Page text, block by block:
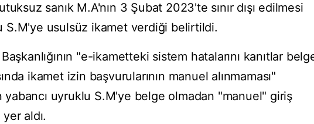
sanık M.A'nın 3 Şubat 2023'te sınır dışı edilmesi
S.M'ye usulsüz ikamet verdiği belirtildi.
"e-ikametteki sistem hatalarını kanıtlar
ikamet izin başvurularının manuel alınmaması"
uyruklu S.M'ye belge olmadan "manuel" giriş
aldı.